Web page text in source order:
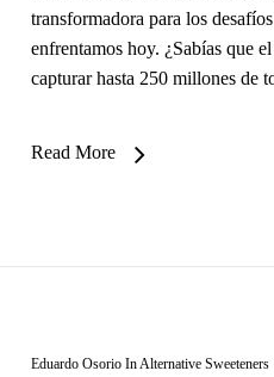
transformadora para los
enfrentamos hoy. ¿Sabías que
capturar hasta 250 millones de
Read More
Eduardo Osorio InAlternative Sweeteners